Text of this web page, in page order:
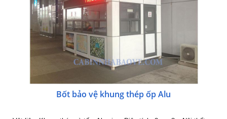
Bốt bảo vệ khung thép ốp Alu